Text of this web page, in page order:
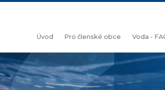
Úvod Pro členské obce Voda -